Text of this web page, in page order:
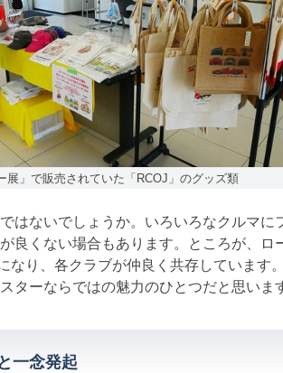
展」で販売されていた「RCOJ」のグッズ類
はないでしょうか。いろいろなクルマに
良くない場合もあります。ところが、ロ
なり、各クラブが仲良く共存しています
ターならではの魅力のひとつだと思いま
一念発起